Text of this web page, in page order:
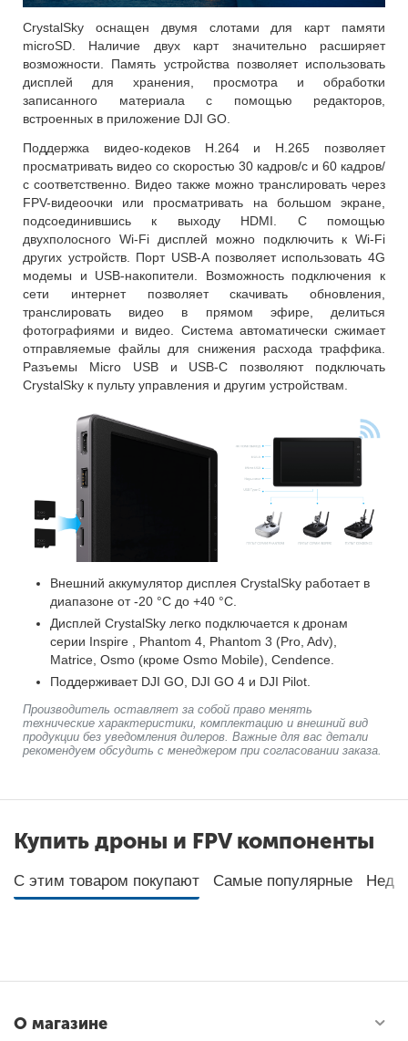
CrystalSky оснащен двумя слотами для карт памяти
microSD. Наличие двух карт значительно расширяет
возможности. Память устройства позволяет использовать
дисплей для хранения, просмотра и обработки
записанного материала с помощью редакторов,
встроенных в приложение DJI GO.
Поддержка видео-кодеков H.264 и H.265 позволяет
просматривать видео со скоростью 30 кадров/с и 60 кадров/
с соответственно. Видео также можно транслировать через
FPV-видеоочки или просматривать на большом экране,
подсоединившись к выходу HDMI. С помощью
двухполосного Wi-Fi дисплей можно подключить к Wi-Fi
других устройств. Порт USB-A позволяет использовать 4G
модемы и USB-накопители. Возможность подключения к
сети интернет позволяет скачивать обновления,
транслировать видео в прямом эфире, делиться
фотографиями и видео. Система автоматически сжимает
отправляемые файлы для снижения расхода траффика.
Разъемы Micro USB и USB-C позволяют подключать
CrystalSky к пульту управления и другим устройствам.
Внешний аккумулятор дисплея CrystalSky работает в
диапазоне от -20 °C до +40 °C.
Дисплей CrystalSky легко подключается к дронам
серии Inspire , Phantom 4, Phantom 3 (Pro, Adv),
Matrice, Osmo (кроме Osmo Mobile), Cendence.
Поддерживает DJI GO, DJI GO 4 и DJI Pilot.
Производитель оставляет за собой право менять
технические характеристики, комплектацию и внешний вид
продукции без уведомления дилеров. Важные для вас детали
рекомендуем обсудить с менеджером при согласовании заказа.
Купить дроны и FPV компоненты
С этим товаром покупают Самые популярные
О магазине